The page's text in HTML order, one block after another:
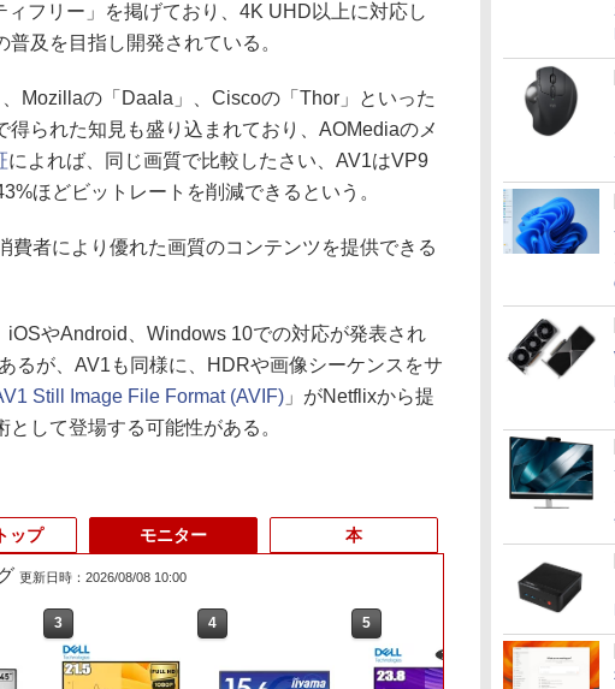
フリー」を掲げており、4K UHD以上に対応し
及を目指し開発されている。
Mozillaの「Daala」、Ciscoの「Thor」といった
られた知見も盛り込まれており、AOMediaのメ
によれば、同じ画質で比較したさい、AV1はVP9
ほどビットレートを削減できるという。
者により優れた画質のコンテンツを提供できる
やAndroid、Windows 10での対応が発表され
るが、AV1も同様に、HDRや画像シーケンスをサ
Still Image File Format (AVIF) 」がNetflixから提
して登場する可能性がある。
3 4 5
ップ モニター
更新日時：2026/08/08 10:00
3 4 5
本